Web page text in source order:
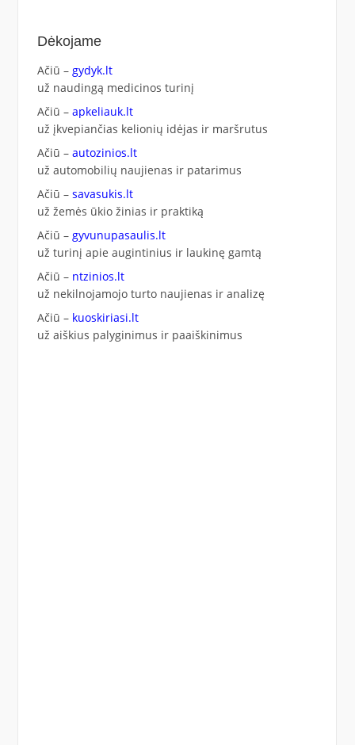
Dėkojame
Ačiū – gydyk.lt
už naudingą medicinos turinį
Ačiū – apkeliauk.lt
už įkvepiančias kelionių idėjas ir maršrutus
Ačiū – autozinios.lt
už automobilių naujienas ir patarimus
Ačiū – savasukis.lt
už žemės ūkio žinias ir praktiką
Ačiū – gyvunupasaulis.lt
už turinį apie augintinius ir laukinę gamtą
Ačiū – ntzinios.lt
už nekilnojamojo turto naujienas ir analizę
Ačiū – kuoskiriasi.lt
už aiškius palyginimus ir paaiškinimus